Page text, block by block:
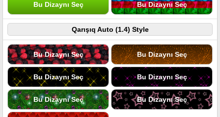
Bu Dizaynı Seç Bu Dizaynı Seç
Qarışıq Auto (1.4) Style
Bu Dizaynı Seç Bu Dizaynı Seç
Bu Dizaynı Seç Bu Dizaynı Seç
Bu Dizaynı Seç Bu Dizaynı Seç